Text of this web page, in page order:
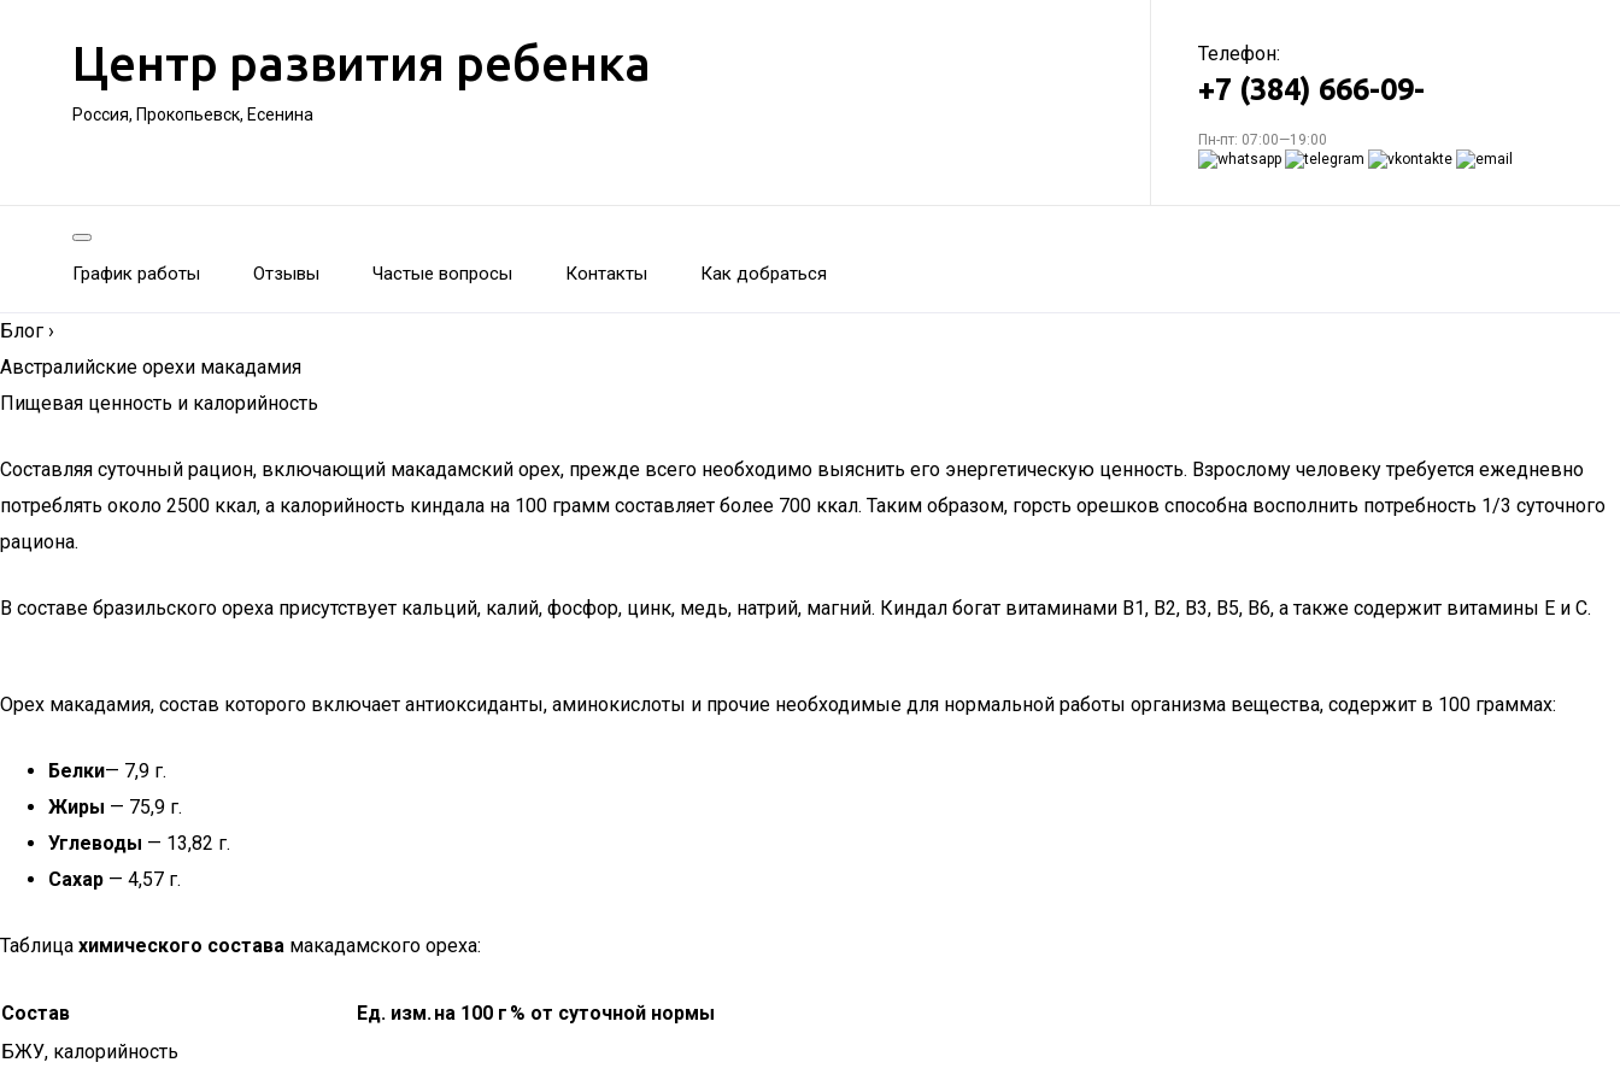
Центр развития ребенка
Россия, Прокопьевск, Есенина
Телефон:
+7 (384) 666-09-
Пн-пт: 07:00—19:00
График работы Отзывы Частые вопросы Контакты Как добраться
Блог ›
Австралийские орехи макадамия
Пищевая ценность и калорийность
Составляя суточный рацион, включающий макадамский орех, прежде всего необходимо выяснить его энергетическую ценность. Взрослому человеку требуется ежедневно
потреблять около 2500 ккал, а калорийность киндала на 100 грамм составляет более 700 ккал. Таким образом, горсть орешков способна восполнить потребность 1/3 суточного
рациона.
В составе бразильского ореха присутствует кальций, калий, фосфор, цинк, медь, натрий, магний. Киндал богат витаминами В1, В2, В3, B5, В6, а также содержит витамины Е и С.
Орех макадамия, состав которого включает антиоксиданты, аминокислоты и прочие необходимые для нормальной работы организма вещества, содержит в 100 граммах:
Белки— 7,9 г.
Жиры — 75,9 г.
Углеводы — 13,82 г.
Сахар — 4,57 г.
Таблица химического состава макадамского ореха:
Состав Ед. изм.на 100 г % от суточной нормы
БЖУ, калорийность